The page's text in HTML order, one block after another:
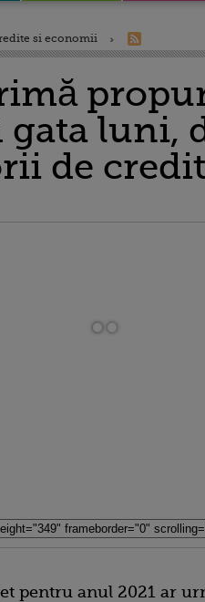
si economii
gata luni,
de
pentru anul 2021 ar